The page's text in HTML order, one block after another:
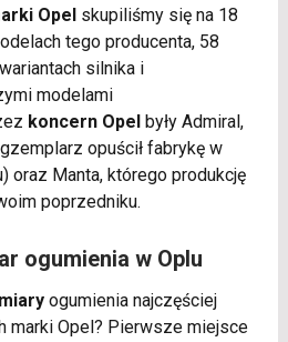
Opelskupiliśmy się na 18
tego producenta, 58
silnika i
modelami
koncern Opelbyły Admiral,
opuścił fabrykę w
oraz Manta, którego produkcję
poprzedniku.
ogumienia w Oplu
ogumienia najczęściej
marki Opel? Pierwsze miejsce